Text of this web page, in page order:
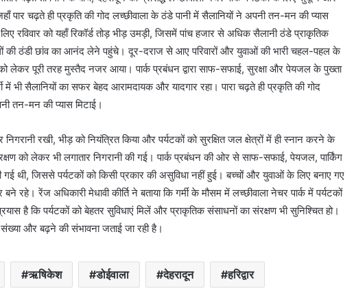
पार चढ़ते ही प्रकृति की गोद लच्छीवाला के ठंडे पानी में सैलानियों ने अपनी तन-मन की प्यास
लिए रविवार को यहाँ रिकॉर्ड तोड़ भीड़ उमड़ी, जिसमें पांच हजार से अधिक सैलानी ठंडे प्राकृतिक
ठंडी छांव का आनंद लेने पहुंचे। दूर-दराज से आए परिवारों और युवाओं की भारी चहल-पहल के
लेकर पूरी तरह मुस्तैद नजर आया। पार्क प्रबंधन द्वारा साफ-सफाई, सुरक्षा और पेयजल के पुख्ता
भी सैलानियों का सफर बेहद आरामदायक और यादगार रहा। पारा चढ़ते ही प्रकृति की गोद
तन-मन की प्यास मिटाई।
निगरानी रखी, भीड़ को नियंत्रित किया और पर्यटकों को सुरक्षित जल क्षेत्रों में ही स्नान करने के
को लेकर भी लगातार निगरानी की गई। पार्क प्रबंधन की ओर से साफ-सफाई, पेयजल, पार्किंग
गई थी, जिससे पर्यटकों को किसी प्रकार की असुविधा नहीं हुई। बच्चों और युवाओं के लिए बनाए गए
रहे। रेंज अधिकारी मेधावी कीर्ति ने बताया कि गर्मी के मौसम में लच्छीवाला नेचर पार्क में पर्यटकों
है कि पर्यटकों को बेहतर सुविधाएं मिलें और प्राकृतिक संसाधनों का संरक्षण भी सुनिश्चित हो।
और बढ़ने की संभावना जताई जा रही है।
ऋषिकेश डोईवाला देहरादून हरिद्वार